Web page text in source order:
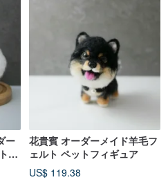
ー
オ
花貴賓 オーダーメイド羊毛フ
ェルト ペットフィギュア
US$ 119.38